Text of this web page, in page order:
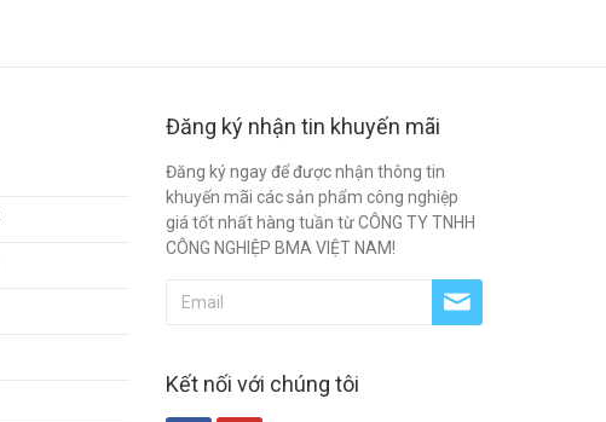
Đăng ký nhận tin khuyến mãi
Đăng ký ngay để được nhận thông tin
khuyến mãi các sản phẩm công nghiệp
giá tốt nhất hàng tuần từ CÔNG TY TNHH
CÔNG NGHIỆP BMA VIỆT NAM!
Kết nối với chúng tôi